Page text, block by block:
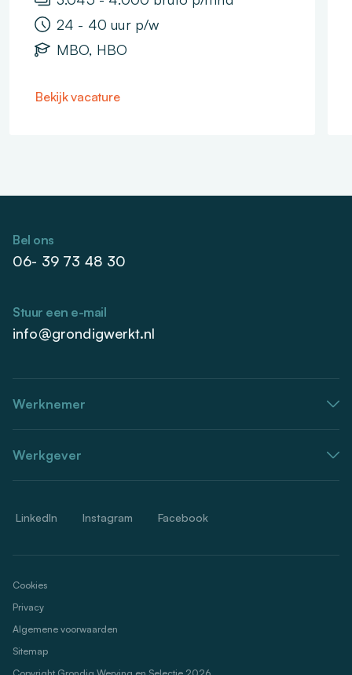
24 - 40 uur p/w
MBO, HBO
Bekijk vacature
Bel ons
06- 39 73 48 30
Stuur een e-mail
info@grondigwerkt.nl
Werknemer
Werkgever
LinkedIn Instagram Facebook
Cookies
Privacy
Algemene voorwaarden
Sitemap